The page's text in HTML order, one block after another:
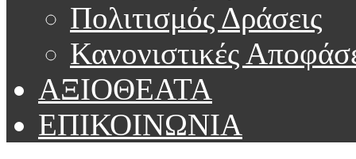
Πολιτισμός Δράσεις
Κανονιστικές
ΑΞΙΟΘΕΑΤΑ
ΕΠΙΚΟΙΝΩΝΙΑ